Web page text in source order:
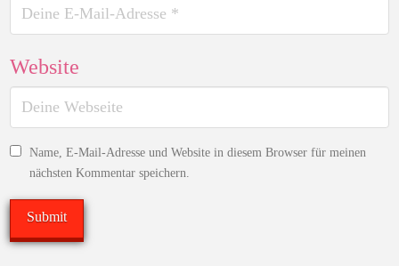
Website
Name, E-Mail-Adresse und Website in diesem Browser für meinen
nächsten Kommentar speichern.